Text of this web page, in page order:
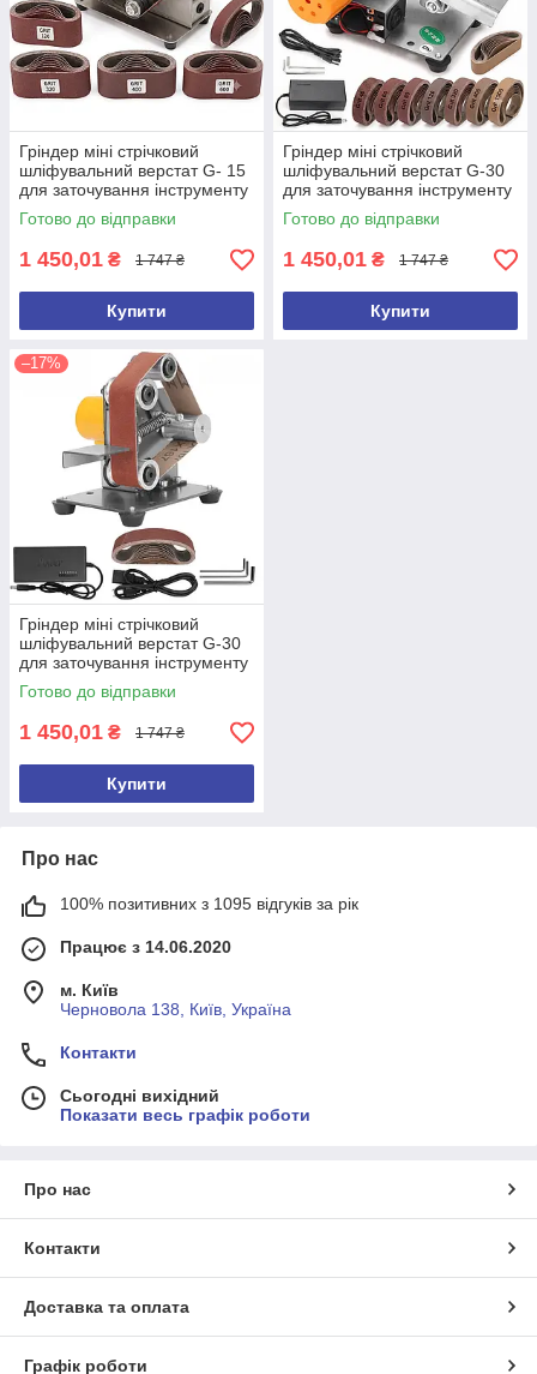
Гріндер міні стрічковий
шліфувальний верстат G- 15
для заточування інструменту
(10 шліфувальних стрічок у
подарунок)
Готово до відправки
1 450,01 ₴ 1 747 ₴
Купити
Гріндер міні стрічковий
шліфувальний верстат G-30
для заточування інструменту
(20 шліфувальних стрічок у
подарунок) регулятор шви
Готово до відправки
1 450,01 ₴ 1 747 ₴
Купити
–17%
Гріндер міні стрічковий
шліфувальний верстат G-30
для заточування інструменту
(10 шліфувальних стрічок у
подарунок) регулятор шви
Готово до відправки
1 450,01 ₴ 1 747 ₴
Купити
Про нас
100% позитивних з 1095 відгуків за рік
Працює з 14.06.2020
м. Київ
Черновола 138, Київ, Україна
Контакти
Сьогодні вихідний
Показати весь графік роботи
Про нас
Контакти
Доставка та оплата
Графік роботи